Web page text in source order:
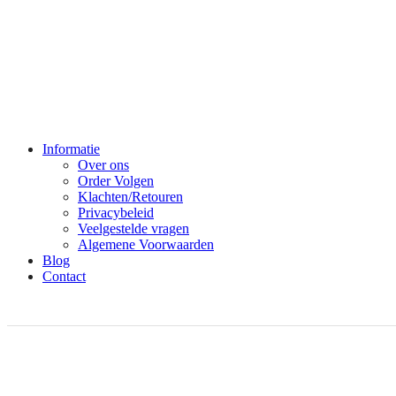
Informatie
Over ons
Order Volgen
Klachten/Retouren
Privacybeleid
Veelgestelde vragen
Algemene Voorwaarden
Blog
Contact